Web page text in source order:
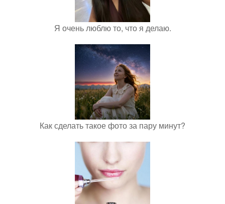
Я очень люблю то, что я делаю.
Как сделать такое фото за пару минут?